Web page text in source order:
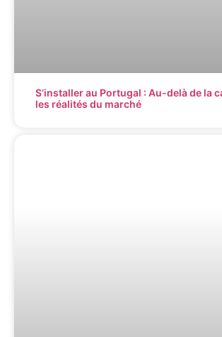
S’installer au Portugal : Au-delà de la
les réalités du marché